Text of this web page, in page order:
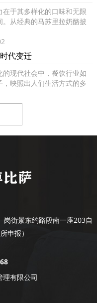
在于其多样化的口味和无限
。从经典的马苏里拉奶酪披
代变迁
的现代社会中，餐饮行业如
，映照出人们生活方式的多
街景东约路段南一座203自
申报）
理有限公司